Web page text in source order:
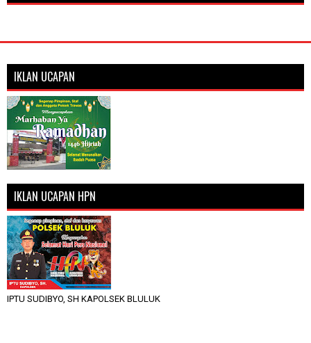
IKLAN UCAPAN
IKLAN UCAPAN HPN
IPTU SUDIBYO, SH KAPOLSEK BLULUK